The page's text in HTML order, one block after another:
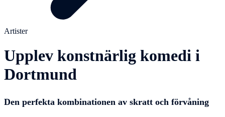
Artister
Upplev konstnärlig komedi i
Dortmund
Den perfekta kombinationen av skratt och förvåning